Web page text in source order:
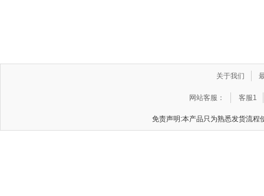
关于我们
网站客服： 客服1
免责声明:本产品只为熟悉发货流